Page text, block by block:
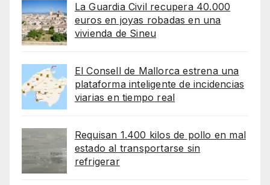
La Guardia Civil recupera 40.000
euros en joyas robadas en una
vivienda de Sineu
El Consell de Mallorca estrena una
plataforma inteligente de incidencias
viarias en tiempo real
Requisan 1.400 kilos de pollo en mal
estado al transportarse sin
refrigerar